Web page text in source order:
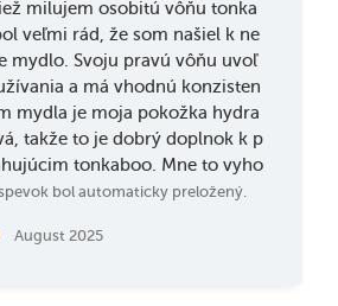
milujem osobitú vôňu tonka
veľmi rád, že som našiel k ne
mydlo. Svoju pravú vôňu uvoľ
a má vhodnú konzisten
mydla je moja pokožka hydra
takže to je dobrý doplnok k p
tonkaboo. Mne to vyho
bol automaticky preložený.
August 2025